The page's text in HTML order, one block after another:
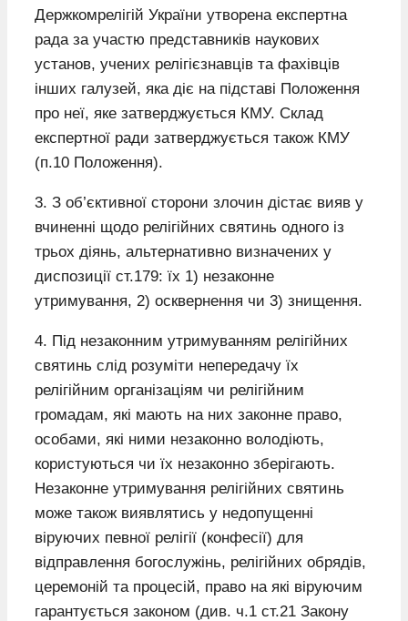
Держкомрелігій України утворена експертна
рада за участю представників наукових
установ, учених релігієзнавців та фахівців
інших галузей, яка діє на підставі Положення
про неї, яке затверджується КМУ. Склад
експертної ради затверджується також КМУ
(п.10 Положення).
3. З об’єктивної сторони злочин дістає вияв у
вчиненні щодо релігійних святинь одного із
трьох діянь, альтернативно визначених у
диспозиції ст.179: їх 1) незаконне
утримування, 2) осквернення чи 3) знищення.
4. Під незаконним утримуванням релігійних
святинь слід розуміти непередачу їх
релігійним організаціям чи релігійним
громадам, які мають на них законне право,
особами, які ними незаконно володіють,
користуються чи їх незаконно зберігають.
Незаконне утримування релігійних святинь
може також виявлятись у недопущенні
віруючих певної релігії (конфесії) для
відправлення богослужінь, релігійних обрядів,
церемоній та процесій, право на які віруючим
гарантується законом (див. ч.1 ст.21 Закону